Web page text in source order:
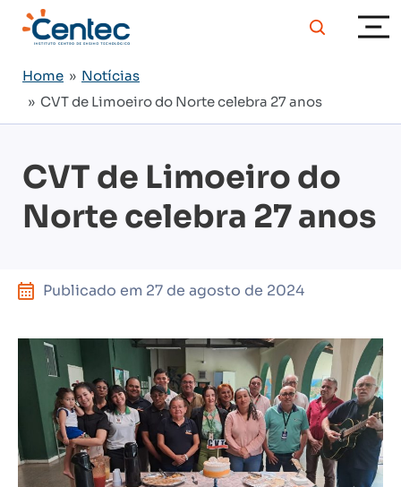
Home » Notícias
» CVT de Limoeiro do Norte celebra 27 anos
CVT de Limoeiro do
Norte celebra 27 anos
Publicado em 27 de agosto de 2024